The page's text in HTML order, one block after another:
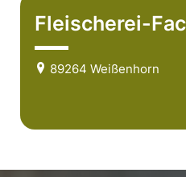
Fleischerei-
89264 Weißenhorn